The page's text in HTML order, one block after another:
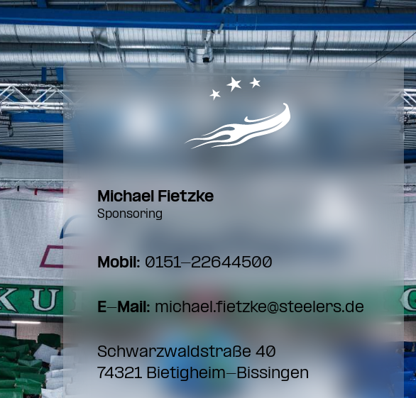
Michael Fietzke
Sponsoring
Mobil: 0151-22644500
E-Mail: michael.fietzke@steelers.de
Schwarzwaldstraße 40
74321 Bietigheim-Bissingen